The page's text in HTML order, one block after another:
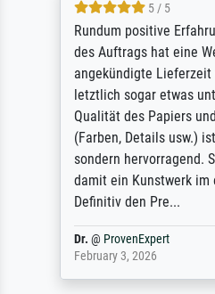
5 / 5
Rundum positive
des Auftrags hat eine
angekündigte Lieferzeit
letztlich sogar etwas
Qualität des Papiers
(Farben, Details usw.)
sondern hervorragend.
damit ein Kunstwerk im
Definitiv den Pre...
Dr. @ ProvenExpert
February 3, 2026